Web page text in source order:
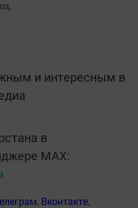
и интересным в
в
MАХ:
, Вконтакте,